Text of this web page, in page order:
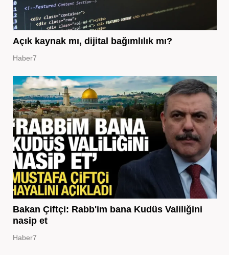
Açık kaynak mı, dijital bağımlılık mı?
Haber7
Bakan Çiftçi: Rabb'im bana Kudüs Valiliğini
nasip et
Haber7